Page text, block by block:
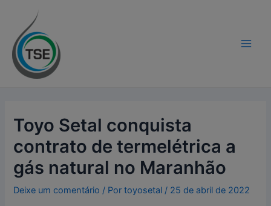
conteúdo
Toyo Setal conquista
contrato de termelétrica a
gás natural no Maranhão
Deixe um comentário / Portoyosetal / 25 de abril de 2022
de
Post